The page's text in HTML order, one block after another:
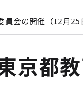
会の開催（12月25
京都